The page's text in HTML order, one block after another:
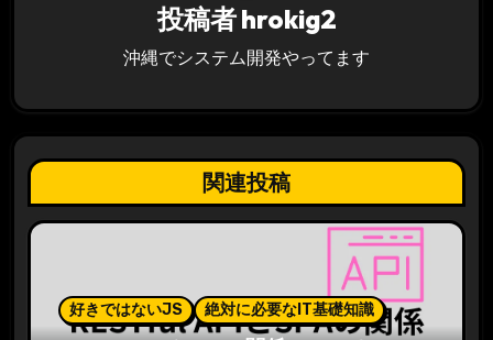
投稿者hrokig2
沖縄でシステム開発やってます
関連投稿
好きではないJS 絶対に必要なIT基礎知識